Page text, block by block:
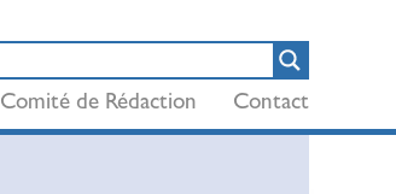
Comité de Rédaction Contact